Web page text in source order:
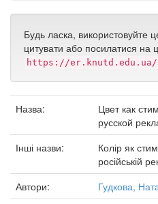
Будь ласка, використовуйте
цитувати або посилатися на
https://er.knutd.edu.ua/
Назва:
Цвет как
русской
Інші назви:
Колір як
російській
Автори:
Гудкова,